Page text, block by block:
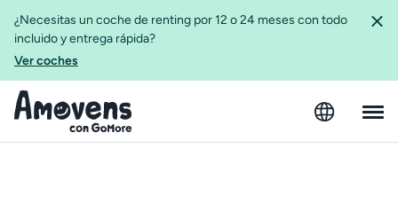
¿Necesitas un coche de renting por 12 o 24 meses con todo
incluido y entrega rápida?
Ver coches